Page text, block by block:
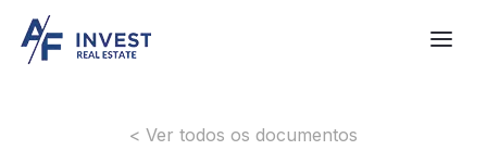
< Ver todos os documentos